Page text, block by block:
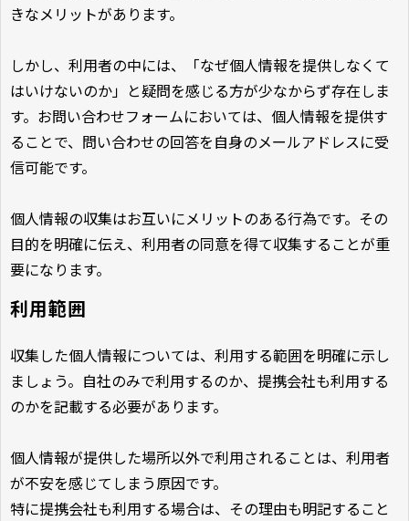
きなメリットがあります。
しかし、利用者の中には、「なぜ個人情報を提供しなくて
はいけないのか」と疑問を感じる方が少なからず存在しま
す。お問い合わせフォームにおいては、個人情報を提供す
ることで、問い合わせの回答を自身のメールアドレスに受
信可能です。
個人情報の収集はお互いにメリットのある行為です。その
目的を明確に伝え、利用者の同意を得て収集することが重
要になります。
利用範囲
収集した個人情報については、利用する範囲を明確に示し
ましょう。自社のみで利用するのか、提携会社も利用する
のかを記載する必要があります。
個人情報が提供した場所以外で利用されることは、利用者
が不安を感じてしまう原因です。
特に提携会社も利用する場合は、その理由も明記すること